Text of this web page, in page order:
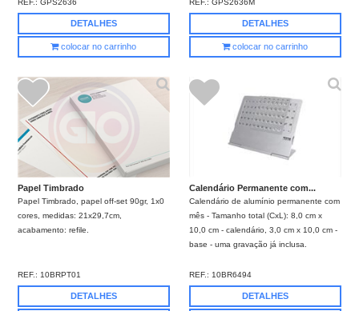
DETALHES
colocar no carrinho
DETALHES
colocar no carrinho
Papel Timbrado
Papel Timbrado, papel off-set 90gr, 1x0
cores, medidas: 21x29,7cm,
acabamento: refile.
REF.:10BRPT01
DETALHES
Calendário Permanente com...
Calendário de alumínio permanente com
mês - Tamanho total (CxL): 8,0 cm x
10,0 cm - calendário, 3,0 cm x 10,0 cm -
base - uma gravação já inclusa.
REF.: 10BR6494
DETALHES